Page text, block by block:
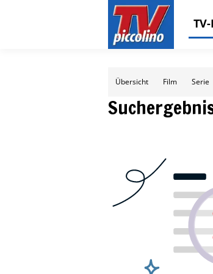
Übersicht Film Serie